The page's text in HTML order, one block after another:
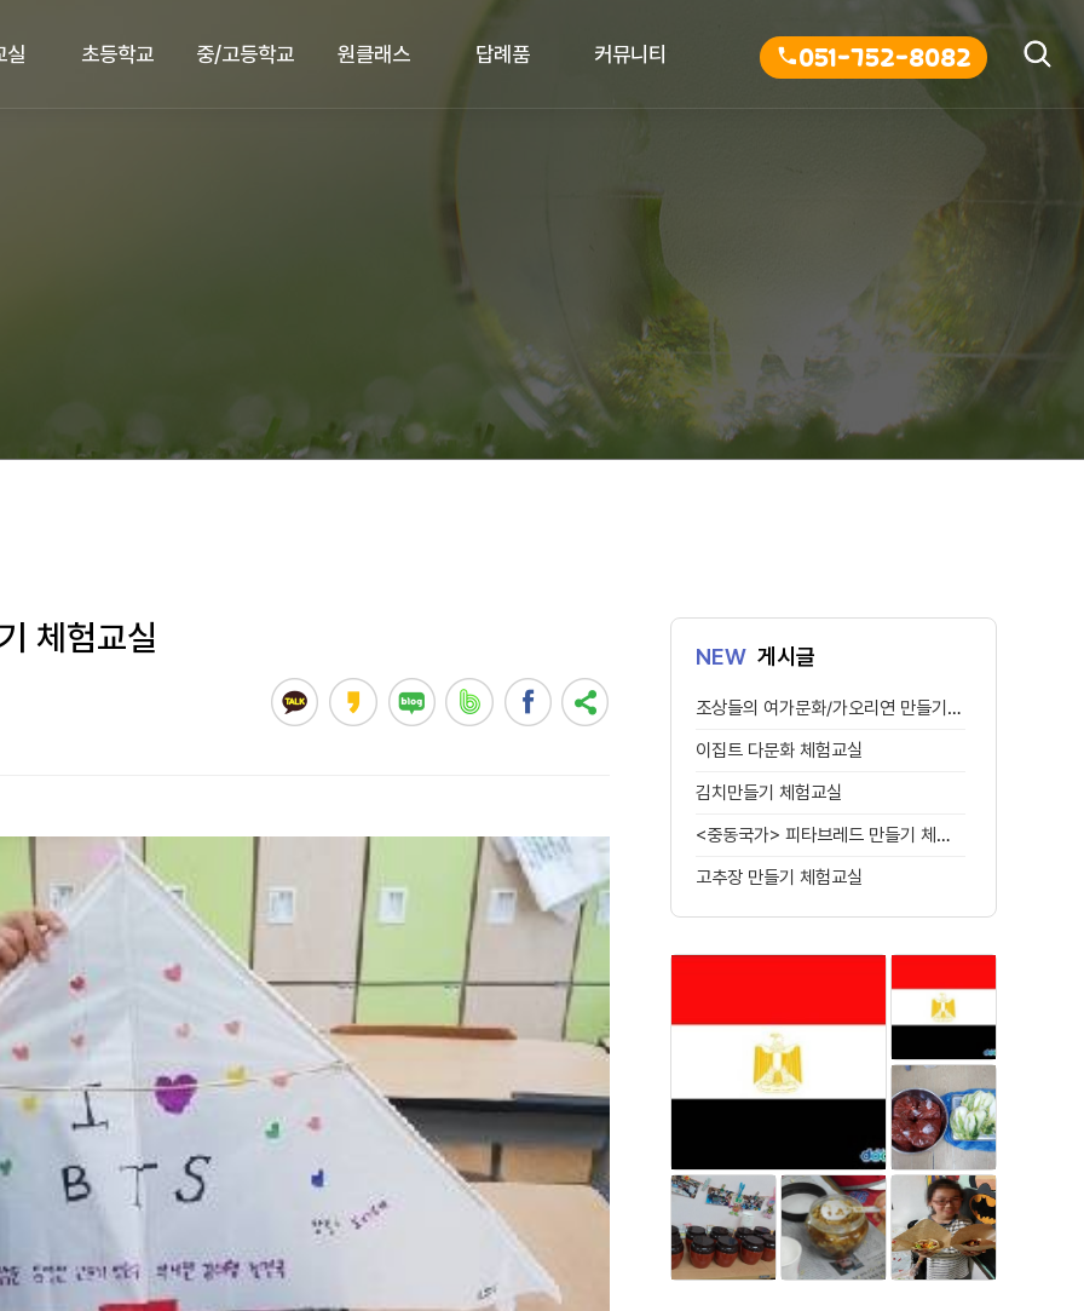
실 초등학교 중/고등학교 원클래스 답례품 커뮤니티 051-752-8082
체험교실 NEW 게시글
조상들의 여가문화/가오리연 만들기 체험교실
이집트 다문화 체험교실
김치만들기 체험교실
<중동국가> 피타브레드 만들기 체험교실
고추장 만들기 체험교실